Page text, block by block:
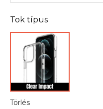
Tok típus
Törlés